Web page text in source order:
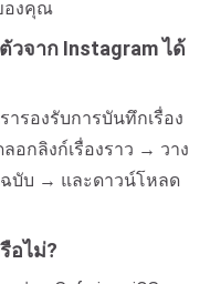
องคุณ
วจาก Instagram ได้
รองรับการบันทึกเรื่อง
อกลิงก์เรื่องราว → วาง
บับ → และดาวน์โหลด
อไม่?